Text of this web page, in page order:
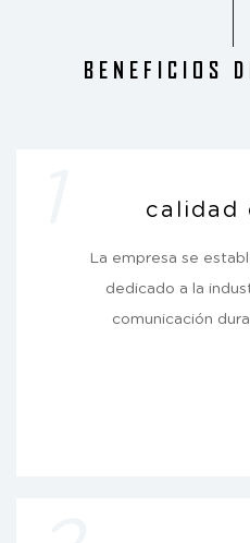
BENEFICIOS
calidad
La empresa se
dedicado a la
comunicación